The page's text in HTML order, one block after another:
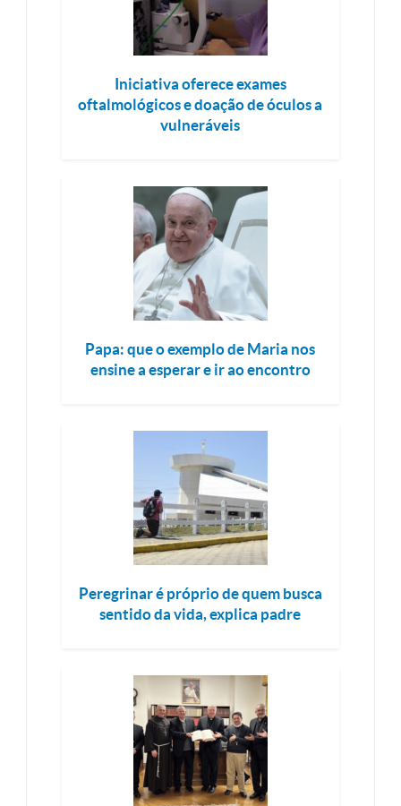
Iniciativa oferece exames
oftalmológicos e doação de óculos a
vulneráveis
Papa: que o exemplo de Maria nos
ensine a esperar e ir ao encontro
Peregrinar é próprio de quem busca
sentido da vida, explica padre